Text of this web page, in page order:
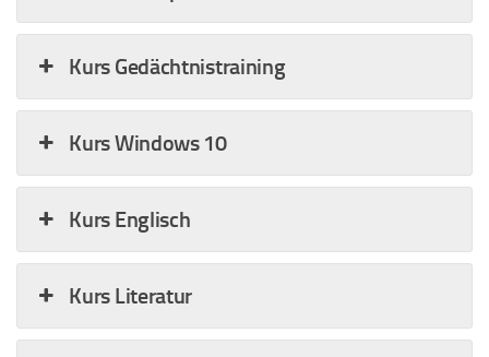
Kurs Gedächtnistraining
Kurs Windows 10
Kurs Englisch
Kurs Literatur